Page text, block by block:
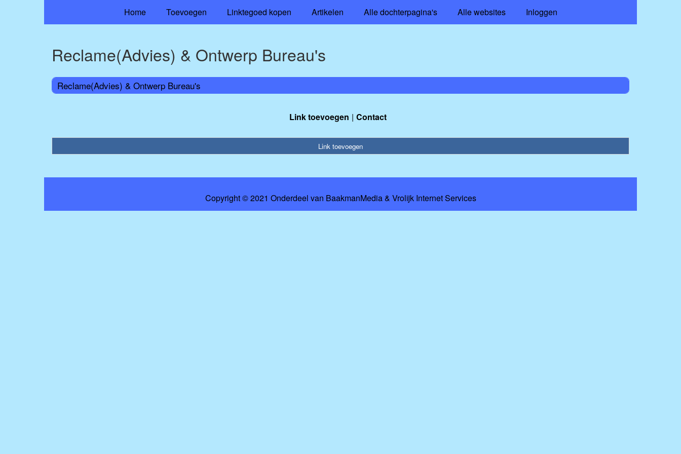
Home Toevoegen Linktegoed kopen Artikelen Alle dochterpagina's Alle websites Inloggen
Reclame(Advies) & Ontwerp Bureau's
Reclame(Advies) & Ontwerp Bureau's
Link toevoegen Contact
Link toevoegen
Copyright © 2021 Onderdeel van BaakmanMedia& Vrolijk Internet Services